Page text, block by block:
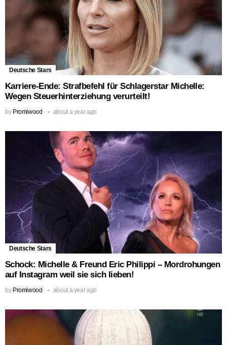
Deutsche Stars
Karriere-Ende: Strafbefehl für Schlagerstar Michelle:
Wegen Steuerhinterziehung verurteilt!
by Promiwood about a year ago
Deutsche Stars
Schock: Michelle & Freund Eric Philippi – Mordrohungen
auf Instagram weil sie sich lieben!
by Promiwood about a year ago